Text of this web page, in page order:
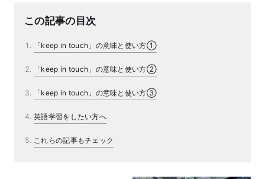
この記事の目次
「keep in touch」の意味と使い方①
「keep in touch」の意味と使い方②
「keep in touch」の意味と使い方③
英語学習をしたい方へ
これらの記事もチェック